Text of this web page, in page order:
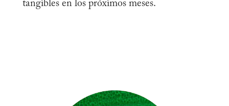
tangibles en los próximos meses.